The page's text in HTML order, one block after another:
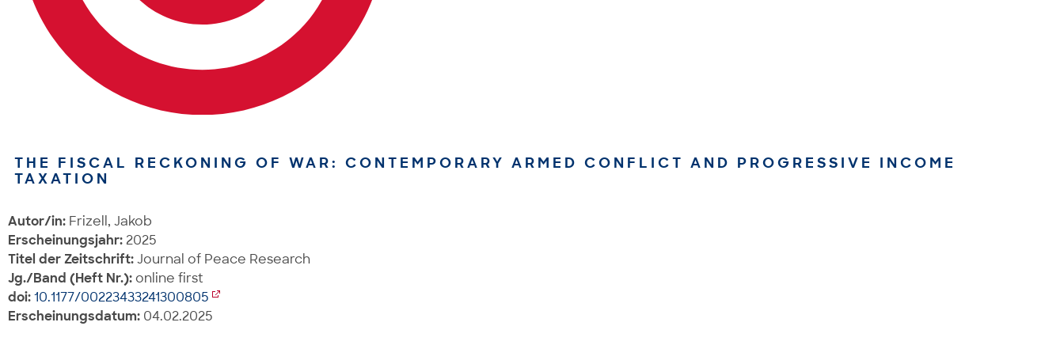
THE FISCAL RECKONING OF WAR: CONTEMPORARY ARMED CONFLICT AND PROGRESSIVE INCOME
TAXATION
Autor/in: Frizell, Jakob
Erscheinungsjahr: 2025
Titel der Zeitschrift:Journal of Peace Research
Jg./Band (Heft Nr.):online first
doi:10.1177/00223433241300805
Erscheinungsdatum: 04.02.2025